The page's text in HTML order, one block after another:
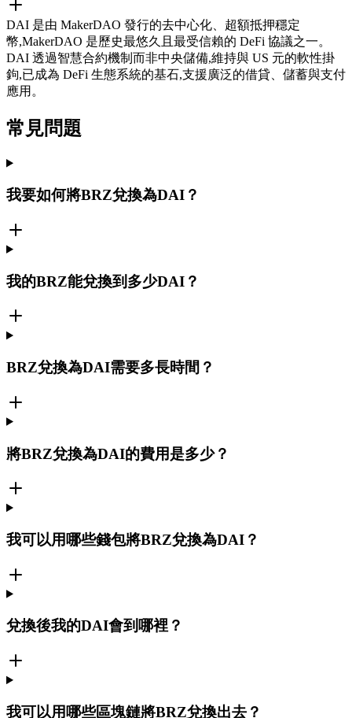
DAI 是由 MakerDAO 發行的去中心化、超額抵押穩定
幣,MakerDAO 是歷史最悠久且最受信賴的 DeFi 協議之一。
DAI 透過智慧合約機制而非中央儲備,維持與 US 元的軟性掛
鉤,已成為 DeFi 生態系統的基石,支援廣泛的借貸、儲蓄與支付
應用。
常見問題
我要如何將BRZ兌換為DAI？
我的BRZ能兌換到多少DAI？
BRZ兌換為DAI需要多長時間？
將BRZ兌換為DAI的費用是多少？
我可以用哪些錢包將BRZ兌換為DAI？
兌換後我的DAI會到哪裡？
我可以用哪些區塊鏈將BRZ兌換出去？